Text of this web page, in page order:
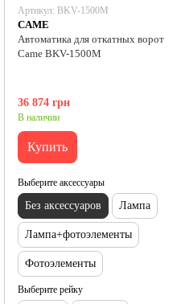
Артикул: ВKV-1500M
CAME
Автоматика для откатных ворот
Came ВKV-1500M
36 874 грн
В наличии
Купить
Выберите аксессуары
Без аксессуаров Лампа
Лампа+фотоэлементы
Фотоэлементы
Выберите рейку